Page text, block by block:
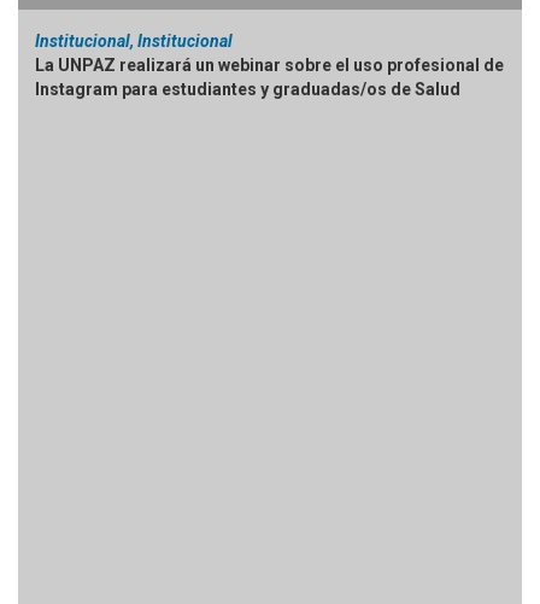
Institucional, Institucional
La UNPAZ realizará un webinar sobre el uso profesional de
Instagram para estudiantes y graduadas/os de Salud